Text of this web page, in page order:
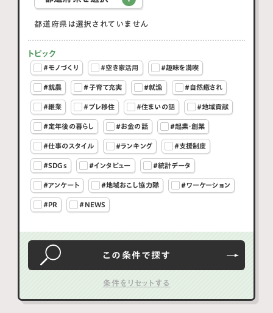
都道府県は選択されていません
トピック
#モノづくり #空き家活用 #趣味を満喫
#就農 #子育て充実 #就漁 #自然癒され
#継業 #プレ移住 #住まいの話 #地域貢献
#定年後の暮らし #お金の話 #起業・創業
#仕事のスタイル #ランキング #支援制度
#SDGs #インタビュー #統計データ
#アンケート #地域おこし協力隊 #ワーケーション
#PR #NEWS
この条件で探す